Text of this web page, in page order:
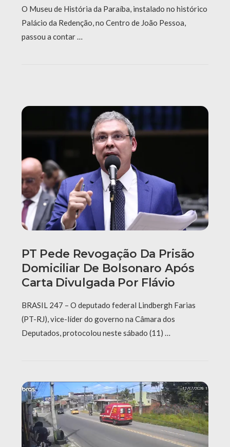
O Museu de História da Paraíba, instalado no histórico
Palácio da Redenção, no Centro de João Pessoa,
passou a contar …
PT Pede Revogação Da Prisão
Domiciliar De Bolsonaro Após
Carta Divulgada Por Flávio
BRASIL 247 – O deputado federal Lindbergh Farias
(PT-RJ), vice-líder do governo na Câmara dos
Deputados, protocolou neste sábado (11) …